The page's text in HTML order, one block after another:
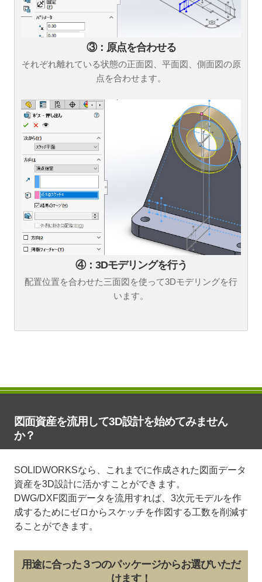
③：原点を合わせる
それぞれ離れている状態の正面図、平面図、側面図の原
点を合わせます。
④：3Dモデリングを行う
配置位置を合わせた三面図を使って3Dモデリングを行
います。
図面資産を流用して3D設計を始めてみません
か？
SOLIDWORKSなら、これまでに作成された図面データ
資産を3D設計に活かすことができます。
DWG/DXF図面データを流用すれば、3次元モデルを作
成するためにゼロからスケッチを作図する工数を削減す
ることができます。
用途に合った３つのパッケージからお選びいただ
けます！